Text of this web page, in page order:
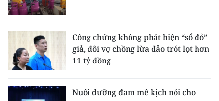
Công chứng không phát hiện “sổ đỏ”
giả, đôi vợ chồng lừa đảo trót lọt hơn
11 tỷ đồng
Nuôi dưỡng đam mê kịch nói cho